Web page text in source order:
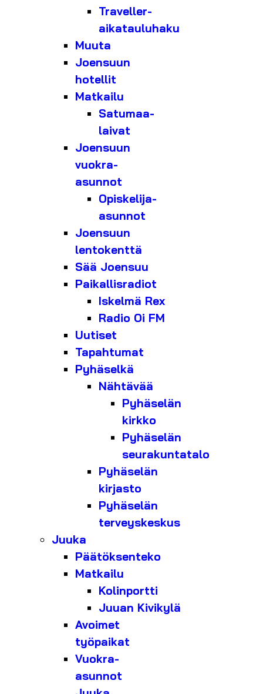
Traveller-
aikatauluhaku
Muuta
Joensuun
hotellit
Matkailu
Satumaa-
laivat
Joensuun
vuokra-
asunnot
Opiskelija-
asunnot
Joensuun
lentokenttä
Sää Joensuu
Paikallisradiot
Iskelmä Rex
Radio Oi FM
Uutiset
Tapahtumat
Pyhäselkä
Nähtävää
Pyhäselän
kirkko
Pyhäselän
seurakuntatalo
Pyhäselän
kirjasto
Pyhäselän
terveyskeskus
Juuka
Päätöksenteko
Matkailu
Kolinportti
Juuan Kivikylä
Avoimet
työpaikat
Vuokra-
asunnot